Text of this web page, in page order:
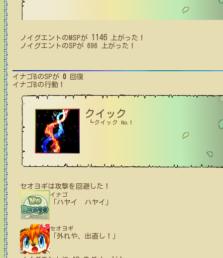
ノイグエント の MSPが 1146 上がった！
ノイグエント のSPが 696 上がった！
イナゴBのSPが 0 回復
イナゴBの行動！
クイック
┗クイック No.1
セオヨギは攻撃を回避した！
イナゴ
「ハヤイ ハヤイ」
セオヨギ
「外れや、出直し！」